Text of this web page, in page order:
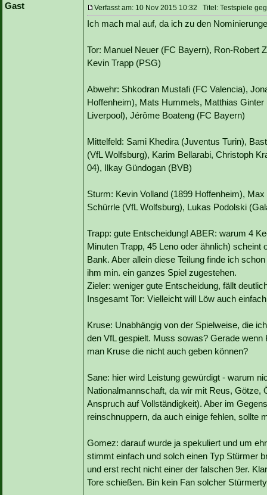
Gast
Verfasst am: 10 Nov 2015 10:32 Titel: Testspiele
Ich mach mal auf, da ich zu den
Tor: Manuel Neuer (FC Bayern), Ron-Robert
Kevin Trapp (PSG)
Abwehr: Shkodran Mustafi (FC Valencia),
Hoffenheim), Mats Hummels, Matthias
Liverpool), Jérôme Boateng (FC Bayern)
Mittelfeld: Sami Khedira (Juventus Turin),
(VfL Wolfsburg), Karim Bellarabi, Christoph
04), Ilkay Gündogan (BVB)
Sturm: Kevin Volland (1899 Hoffenheim),
Schürrle (VfL Wolfsburg), Lukas Podolski
Trapp: gute Entscheidung! ABER: warum 4
Minuten Trapp, 45 Leno oder ähnlich)
Bank. Aber allein diese Teilung finde ich
ihm min. ein ganzes Spiel zugestehen.
Zieler: weniger gute Entscheidung, fällt
Insgesamt Tor: Vielleicht will Löw auch
Kruse: Unabhängig von der Spielweise, die
den VfL gespielt. Muss sowas? Gerade
man Kruse die nicht auch geben können?
Sane: hier wird Leistung gewürdigt - warum
Nationalmannschaft, da wir mit Reus, Götze,
Anspruch auf Vollständigkeit). Aber im
reinschnuppern, da auch einige fehlen, sollte
Gomez: darauf wurde ja spekuliert und um
stimmt einfach und solch einen Typ Stürmer
und erst recht nicht einer der falschen 9er.
Tore schießen. Bin kein Fan solcher